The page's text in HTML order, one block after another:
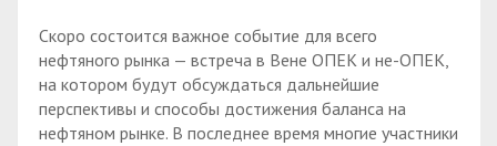
Скоро состоится важное событие для всего
нефтяного рынка — встреча в Вене ОПЕК и не-ОПЕК,
на котором будут обсуждаться дальнейшие
перспективы и способы достижения баланса на
нефтяном рынке. В последнее время многие участники